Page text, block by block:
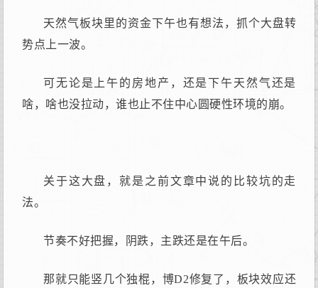
天然气板块里的资金下午也有想法，抓个大盘转
势点上一波。
可无论是上午的房地产，还是下午天然气还是
啥，啥也没拉动，谁也止不住中心圆硬性环境的崩。
关于这大盘，就是之前文章中说的比较坑的走
法。
节奏不好把握，阴跌，主跌还是在午后。
那就只能竖几个独棍，博D2修复了，板块效应还